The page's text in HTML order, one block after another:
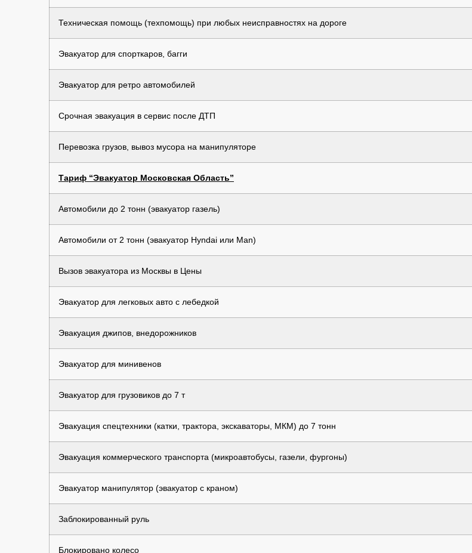
Техническая помощь (техпомощь) при любых неисправностях на дороге
Эвакуатор для спорткаров, багги
Эвакуатор для ретро автомобилей
Срочная эвакуация в сервис после ДТП
Перевозка грузов, вывоз мусора на манипуляторе
Тариф “Эвакуатор Московская Область”
Автомобили до 2 тонн (эвакуатор газель)
Автомобили от 2 тонн (эвакуатор Hyndai или Man)
Вызов эвакуатора из Москвы в Цены
Эвакуатор для легковых авто с лебедкой
Эвакуация джипов, внедорожников
Эвакуатор для минивенов
Эвакуатор для грузовиков до 7 т
Эвакуация спецтехники (катки, трактора, экскаваторы, МКМ) до 7 тонн
Эвакуация коммерческого транспорта (микроавтобусы, газели, фургоны)
Эвакуатор манипулятор (эвакуатор с краном)
Заблокированный руль
Блокировано колесо